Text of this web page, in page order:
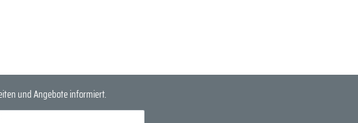
und Angebote informiert.